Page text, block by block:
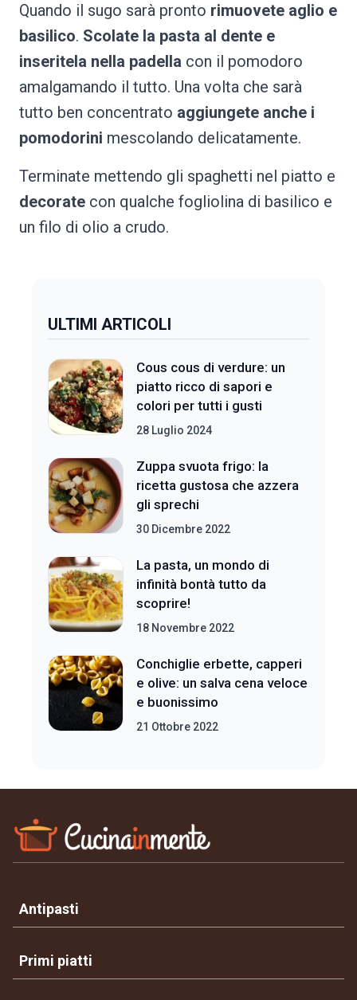
Quando il sugo sarà pronto rimuovete aglio e
basilico. Scolate la pasta al dente e
inseritela nella padella con il pomodoro
amalgamando il tutto. Una volta che sarà
tutto ben concentrato aggiungete anche i
pomodorini mescolando delicatamente.
Terminate mettendo gli spaghetti nel piatto e
decorate con qualche fogliolina di basilico e
un filo di olio a crudo.
ULTIMI ARTICOLI
Cous cous di verdure: un
piatto ricco di sapori e
colori per tutti i gusti
28 Luglio 2024
Zuppa svuota frigo: la
ricetta gustosa che azzera
gli sprechi
30 Dicembre 2022
La pasta, un mondo di
infinità bontà tutto da
scoprire!
18 Novembre 2022
Conchiglie erbette, capperi
e olive: un salva cena veloce
e buonissimo
21 Ottobre 2022
Antipasti
Primi piatti